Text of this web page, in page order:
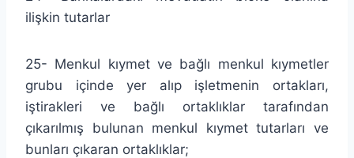
ilişkin tutarlar
25- Menkul kıymet ve bağlı menkul kıymetler
grubu içinde yer alıp işletmenin ortakları,
iştirakleri ve bağlı ortaklıklar tarafından
çıkarılmış bulunan menkul kıymet tutarları ve
bunları çıkaran ortaklıklar;